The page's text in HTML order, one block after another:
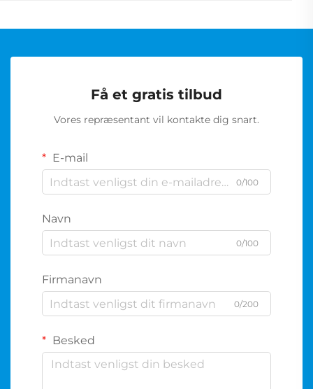
Få et gratis tilbud
Vores repræsentant vil kontakte dig snart.
E-mail
0/100
Navn
0/100
Firmanavn
0/200
Besked